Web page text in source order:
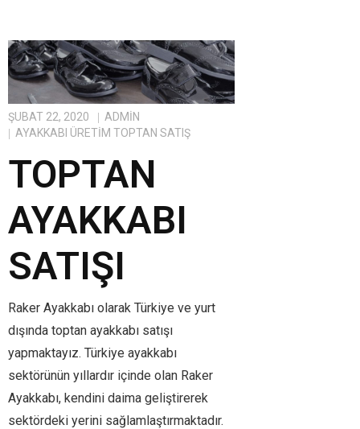
ŞUBAT 22, 2020
ADMIN
AYAKKABI ÜRETIM TOPTAN SATIŞ
TOPTAN
AYAKKABI
SATIŞI
Raker Ayakkabı olarak Türkiye ve yurt
dışında toptan ayakkabı satışı
yapmaktayız. Türkiye ayakkabı
sektörünün yıllardır içinde olan Raker
Ayakkabı, kendini daima geliştirerek
sektördeki yerini sağlamlaştırmaktadır.